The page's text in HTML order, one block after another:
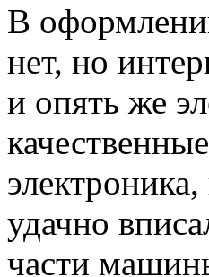
В
нет, но
и опять же
удачно
части